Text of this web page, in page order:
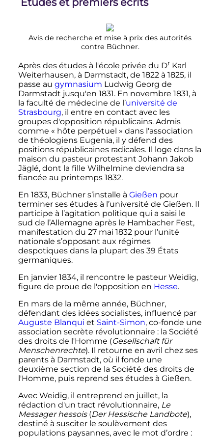
Avis de recherche et mise à prix des autorités
contre Büchner.
Après des études à l'école privée du DrKarl
Weiterhausen, à Darmstadt, de 1822 à 1825, il
passe au gymnasium Ludwig Georg de
Darmstadt jusqu'en 1831. En novembre 1831, à
la faculté de médecine de l’université de
Strasbourg, il entre en contact avec les
groupes d'opposition républicains. Admis
comme « hôte perpétuel » dans l'association
de théologiens Eugenia, il y défend des
positions républicaines radicales. Il loge dans la
maison du pasteur protestant Johann Jakob
Jäglé, dont la fille Wilhelmine deviendra sa
fiancée au printemps 1832.
En 1833, Büchner s’installe à Gießen pour
terminer ses études à l’université de Gießen. Il
participe à l’agitation politique qui a saisi le
sud de l’Allemagne après le Hambacher Fest,
manifestation du 27 mai 1832pour l’unité
nationale s’opposant aux régimes
despotiques dans la plupart des 39 États
germaniques.
En janvier 1834, il rencontre le pasteur Weidig,
figure de proue de l'opposition en Hesse.
En mars de la même année, Büchner,
défendant des idées socialistes, influencé par
Auguste Blanqui et Saint-Simon, co-fonde une
association secrète révolutionnaire : la Société
des droits de l'Homme (Gesellschaft für
Menschenrechte). Il retourne en avril chez ses
parents à Darmstadt, où il fonde une
deuxième section de la Société des droits de
l'Homme, puis reprend ses études à Gießen.
Avec Weidig, il entreprend en juillet, la
rédaction d'un tract révolutionnaire, Le
Messager hessois(Der Hessische Landbote),
destiné à susciter le soulèvement des
populations paysannes, avec le mot d’ordre :